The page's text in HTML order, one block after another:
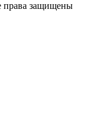
права защищены